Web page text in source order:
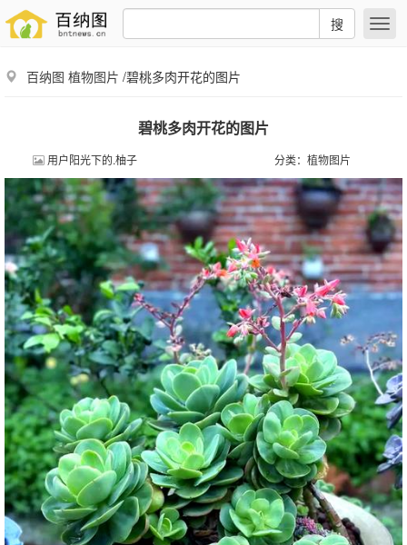
搜
百纳图 植物图片 /碧桃多肉开花的图片
碧桃多肉开花的图片
用户阳光下的.柚子 分类： 植物图片